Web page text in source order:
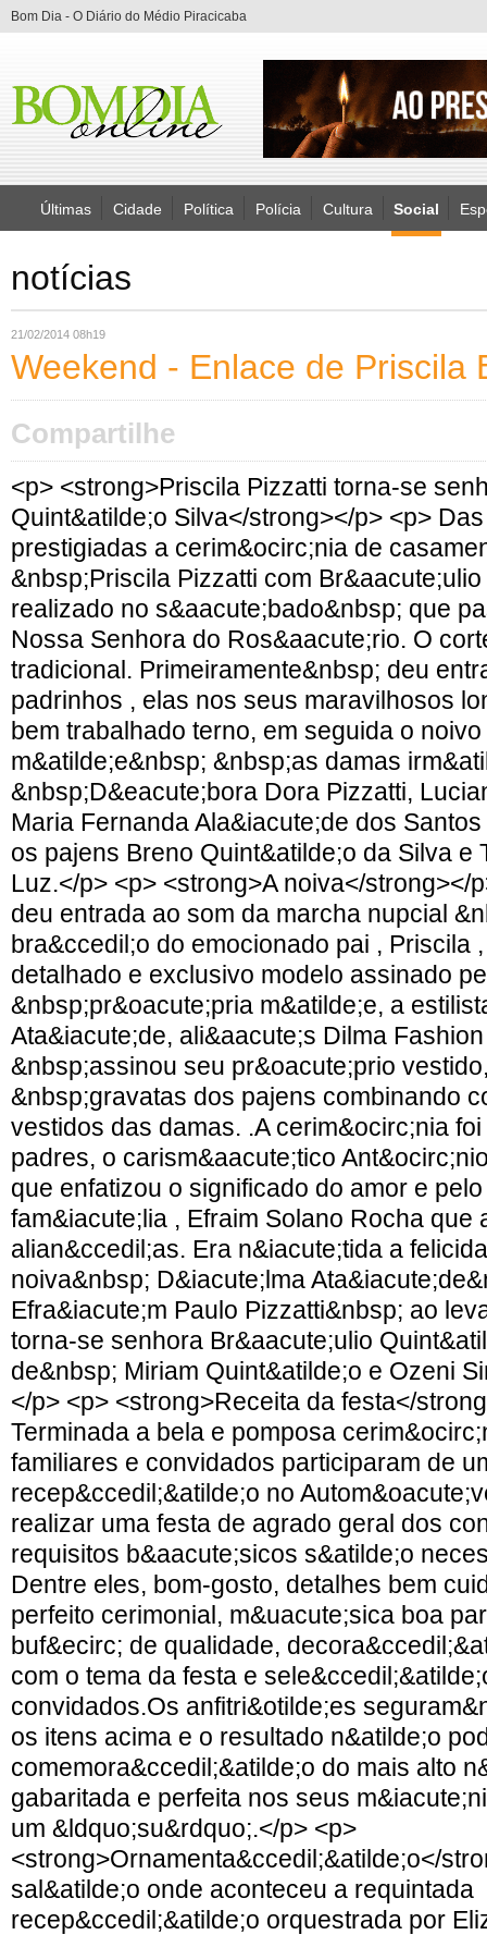
Bom Dia - O Diário do Médio Piracicaba
Últimas Cidade Política Polícia Cultura Social
notícias
21/02/2014 08h19
Weekend - Enlace de Priscila
Compartilhe
<p> <strong>Priscila Pizzatti torna-se
Quint&atilde;o Silva</strong></p> <p>
prestigiadas a cerim&ocirc;nia de
&nbsp;Priscila Pizzatti com
realizado no s&aacute;bado&nbsp; que
Nossa Senhora do Ros&aacute;rio. O
tradicional. Primeiramente&nbsp; deu
padrinhos , elas nos seus maravilhosos
bem trabalhado terno, em seguida o
m&atilde;e&nbsp; &nbsp;as damas
&nbsp;D&eacute;bora Dora Pizzatti,
Maria Fernanda Ala&iacute;de dos
os pajens Breno Quint&atilde;o da Silva e
Luz.</p> <p> <strong>A noiva</strong></
deu entrada ao som da marcha nupcial
bra&ccedil;o do emocionado pai , Priscila
detalhado e exclusivo modelo assinado
&nbsp;pr&oacute;pria m&atilde;e, a
Ata&iacute;de, ali&aacute;s Dilma
&nbsp;assinou seu pr&oacute;prio
&nbsp;gravatas dos pajens combinando
vestidos das damas. .A cerim&ocirc;nia
padres, o carism&aacute;tico
que enfatizou o significado do amor e
fam&iacute;lia , Efraim Solano Rocha que
alian&ccedil;as. Era n&iacute;tida a
noiva&nbsp; D&iacute;lma
Efra&iacute;m Paulo Pizzatti&nbsp; ao
torna-se senhora Br&aacute;ulio
de&nbsp; Miriam Quint&atilde;o e Ozeni
</p> <p> <strong>Receita da festa</
Terminada a bela e pomposa
familiares e convidados participaram de
recep&ccedil;&atilde;o no
realizar uma festa de agrado geral dos
requisitos b&aacute;sicos s&atilde;o
Dentre eles, bom-gosto, detalhes bem
perfeito cerimonial, m&uacute;sica boa
buf&ecirc; de qualidade,
com o tema da festa e
convidados.Os anfitri&otilde;es
os itens acima e o resultado n&atilde;o
comemora&ccedil;&atilde;o do mais alto
gabaritada e perfeita nos seus
um &ldquo;su&rdquo;.</p> <p>
<strong>Ornamenta&ccedil;&atilde;o</
sal&atilde;o onde aconteceu a requintada
recep&ccedil;&atilde;o orquestrada por